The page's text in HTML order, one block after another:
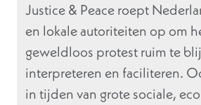
Justice & Peace roept
en lokale autoriteiten op om
geweldloos protest ruim te
interpreteren en faciliteren.
in tijden van grote sociale,